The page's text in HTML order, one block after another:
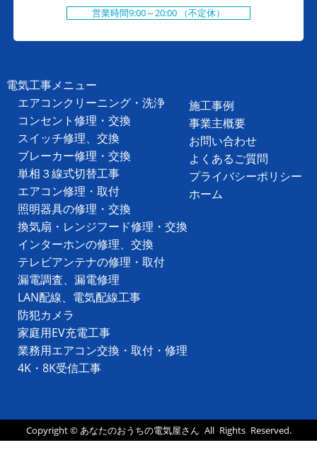
営業時間9:00～20:00 （不定休）
電気工事メニュー
エアコンクリーニング・洗浄
コンセント修理・交換
スイッチ修理、交換
ブレーカー修理・交換
単相３線式切替工事
エアコン修理・取付
照明器具の修理・交換
換気扇・レンジフード修理・交換
インターホンの修理、交換
テレビアンテナの修理・取付
漏電調査、漏電修理
LAN配線、電気配線工事
防犯カメラ
家庭用EV充電工事
業務用エアコン交換・取付・修理
4K・8K受信工事
施工事例
事業主概要
お問い合わせ
よくあるご質問
プライバシーポリシー
ホーム
Copyright ©あなたのおうちの電気屋さん All Rights Reserved.